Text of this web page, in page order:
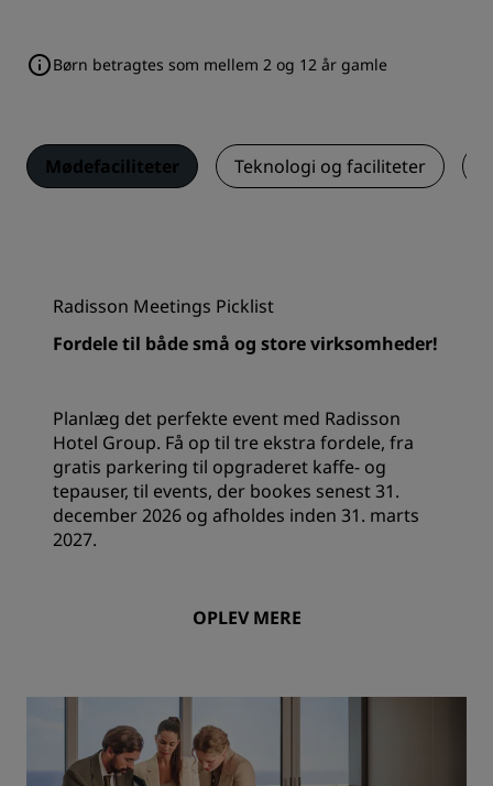
Børn betragtes som mellem 2 og 12 år gamle
Mødefaciliteter Teknologi og faciliteter
Radisson Meetings Picklist
Fordele til både små og store virksomheder!
Planlæg det perfekte event med Radisson
Hotel Group. Få op til tre ekstra fordele, fra
gratis parkering til opgraderet kaffe- og
tepauser, til events, der bookes senest 31.
december 2026 og afholdes inden 31. marts
2027.
OPLEV MERE